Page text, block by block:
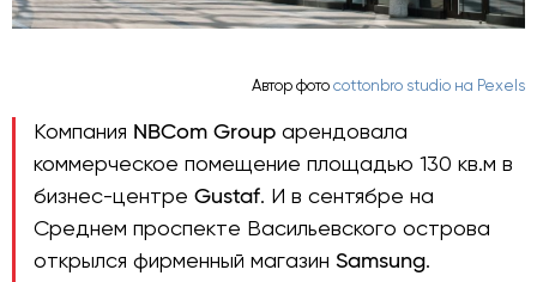
Автор фото cottonbro studio на Pexels
Компания NBCom Group арендовала
коммерческое помещение площадью 130 кв.м в
бизнес-центре Gustaf. И в сентябре на
Среднем проспекте Васильевского острова
открылся фирменный магазин Samsung.